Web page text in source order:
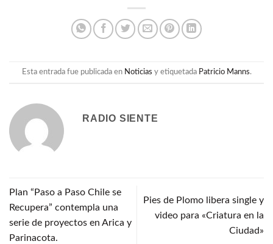
Esta entrada fue publicada en Noticias y etiquetada Patricio Manns.
RADIO SIENTE
Plan “Paso a Paso Chile se
Recupera” contempla una
serie de proyectos en Arica y
Parinacota.
Pies de Plomo libera single y
video para «Criatura en la
Ciudad»